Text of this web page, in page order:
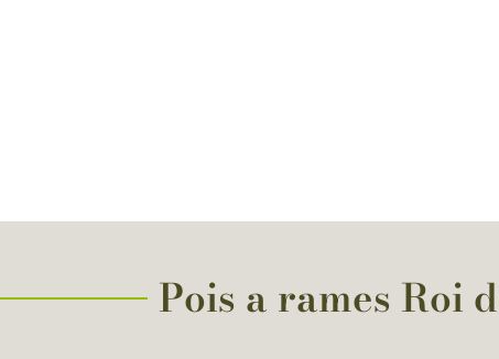
Pois a rames Roi